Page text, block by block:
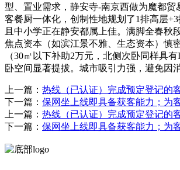
型、置业需求，静安寺-南京西做为魔都贸
客餐厨一体化，创制性地规划了1排高层
且中小学正在静安都属上佳。满脚全春秋
焦点资本（如滨江景不雅、生态资本）慎
（30㎡以下补助2万元，北侧次卧同样具
卧空间显著提拔。城市吸引力强，避免因
上一篇： 热线（已认证）完成预定登记的
下一篇： 保网坐上线即具备获客能力；为
上一篇： 热线（已认证）完成预定登记的
下一篇： 保网坐上线即具备获客能力；为